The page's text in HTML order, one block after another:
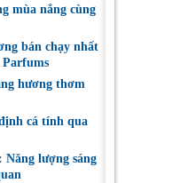
mùa nắng cùng
bán chạy nhất
hương thơm
cá tính qua
Năng lượng sáng